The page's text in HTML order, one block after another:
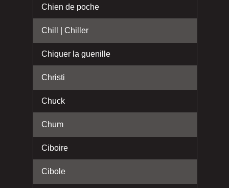
Chien de poche
Chill | Chiller
Chiquer la guenille
Christi
Chuck
Chum
Ciboire
Cibole